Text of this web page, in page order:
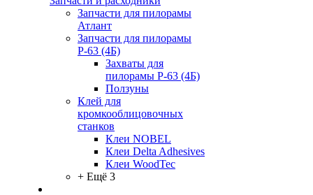
Запчасти для пилорамы
Атлант
Запчасти для пилорамы
Р-63 (4Б)
Захваты для
пилорамы Р-63 (4Б)
Ползуны
Клей для
кромкооблицовочных
станков
Клеи NOBEL
Клеи Delta Adhesives
Клеи WoodTec
+ Ещё 3